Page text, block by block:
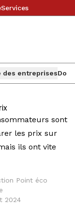
Services
des entreprises
sont
les prix sur
ils ont vite
Point éco
2024